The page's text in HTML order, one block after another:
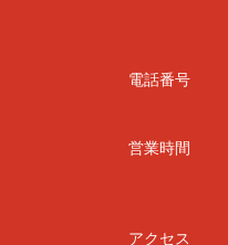
電話番号
営業時間
アクセス